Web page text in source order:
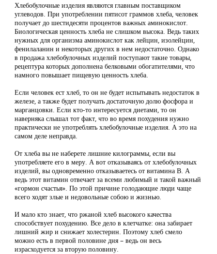
Хлебобулочные изделия являются главным поставщиком
углеводов. При употреблении пятисот граммов хлеба, человек
получает до шестидесяти процентов важных аминокислот.
Биологическая ценность хлеба не слишком высока. Ведь таких
нужных для организма аминокислот как лейцин, изолейцин,
фенилаланин и некоторых других в нем недостаточно. Однако
в продажа хлебобулочных изделий поступают такие товары,
рецептура которых дополнена белковыми обогатителями, что
намного повышает пищевую ценность хлеба.
Если человек ест хлеб, то он не будет испытывать недостаток в
железе, а также будет получать достаточную долю фосфора и
марганцовки. Если кто-то интересуется диетами, то он
наверняка слышал тот факт, что во время похудения нужно
практически не употреблять хлебобулочные изделия. А это на
самом деле неправда.
От хлеба вы не наберете лишние килограммы, если вы
употребляете его в меру. А вот отказываясь от хлебобулочных
изделий, вы одновременно отказываетесь от витамина В. А
ведь этот витамин отвечает за всеми любимый и такой важный
«гормон счастья». По этой причине голодающие люди чаще
всего ходят злые и недовольные собою и жизнью.
И мало кто знает, что ржаной хлеб высокого качества
способствует похудению. Все дело в клетчатке: она забирает
лишний жир и снижает холестерин. Поэтому хлеб смело
можно есть в первой половине дня – ведь он весь
израсходуется за вторую половину.